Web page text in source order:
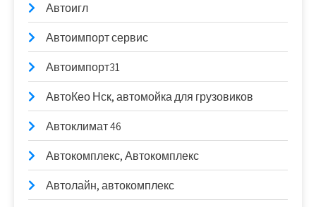
Автоигл
Автоимпорт сервис
Автоимпорт31
АвтоКео Нск, автомойка для грузовиков
Автоклимат 46
Автокомплекс, Автокомплекс
Автолайн, автокомплекс